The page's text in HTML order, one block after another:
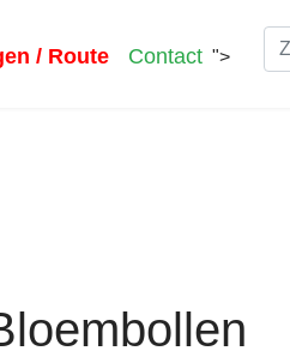
/ Route Contact ">